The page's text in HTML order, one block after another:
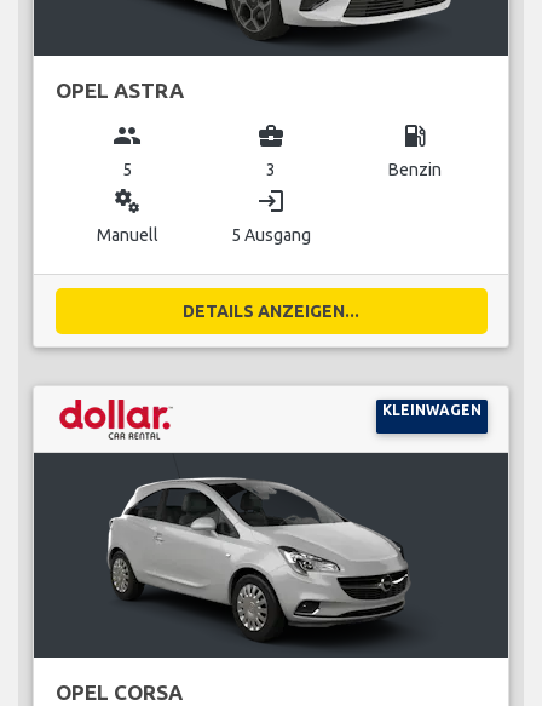
OPEL ASTRA
group
5
business_center
3
local_gas_station
Benzin
miscellaneous_services
Manuell
login
5 Ausgang
DETAILS ANZEIGEN...
KLEINWAGEN
OPEL CORSA